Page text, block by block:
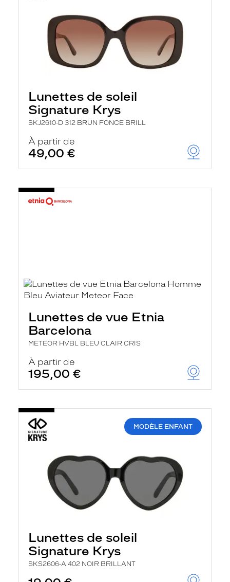
Lunettes de soleil
Signature Krys
SKJ2610-D 312 BRUN FONCE BRILL
À partir de
49,00 €
Lunettes de vue Etnia
Barcelona
METEOR HVBL BLEU CLAIR CRIS
À partir de
195,00 €
MODÈLE ENFANT
Lunettes de soleil
Signature Krys
SKS2606-A 402 NOIR BRILLANT